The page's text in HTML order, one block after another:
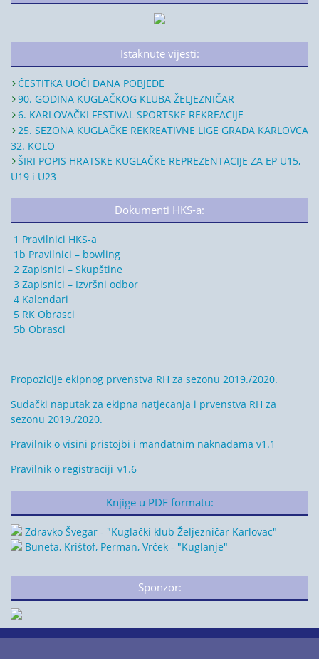
Istaknute vijesti:
ČESTITKA UOČI DANA POBJEDE
90. GODINA KUGLAČKOG KLUBA ŽELJEZNIČAR
6. KARLOVAČKI FESTIVAL SPORTSKE REKREACIJE
25. SEZONA KUGLAČKE REKREATIVNE LIGE GRADA KARLOVCA
32. KOLO
ŠIRI POPIS HRATSKE KUGLAČKE REPREZENTACIJE ZA EP U15,
U19 i U23
Dokumenti HKS-a:
1 Pravilnici HKS-a
1b Pravilnici – bowling
2 Zapisnici – Skupštine
3 Zapisnici – Izvršni odbor
4 Kalendari
5 RK Obrasci
5b Obrasci
Propozicije ekipnog prvenstva RH za sezonu 2019./2020.
Sudački naputak za ekipna natjecanja i prvenstva RH za
sezonu 2019./2020.
Pravilnik o visini pristojbi i mandatnim naknadama v1.1
Pravilnik o registraciji_v1.6
Knjige u PDF formatu:
Zdravko Švegar - "Kuglački klub Željezničar Karlovac"
Buneta, Krištof, Perman, Vrček - "Kuglanje"
Sponzor: